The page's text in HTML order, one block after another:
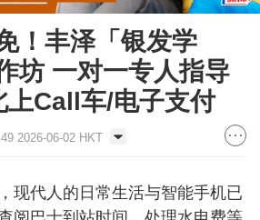
！丰泽「银发学
坊 一对一专人指导
上Call车/电子支付
2026-06-02 HKT
现代人的日常生活与智能手机已